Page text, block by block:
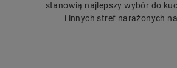
stanowią najlepszy wybór do
i innych stref narażonych